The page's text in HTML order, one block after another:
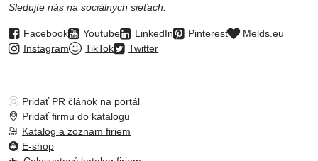
Sledujte nás na sociálnych sieťach:
Facebook Youtube LinkedIn Pinterest
Melds.eu
Instagram
TikTok Twitter
Pridať PR článok na portál
Pridať firmu do katalogu
Katalog a zoznam firiem
E-shop